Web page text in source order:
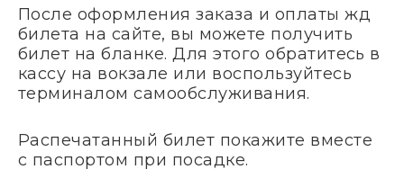
После оформления заказа и оплаты жд
билета на сайте, вы можете получить
билет на бланке. Для этого обратитесь в
кассу на вокзале или воспользуйтесь
терминалом самообслуживания.
Распечатанный билет покажите вместе
с паспортом при посадке.